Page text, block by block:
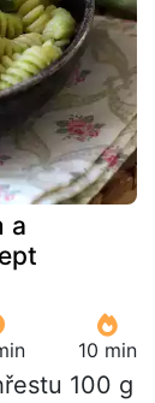
a
10 min
100 g